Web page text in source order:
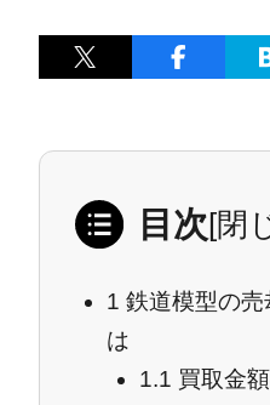
目次[閉
1 鉄道模型の売
は
1.1 買取金